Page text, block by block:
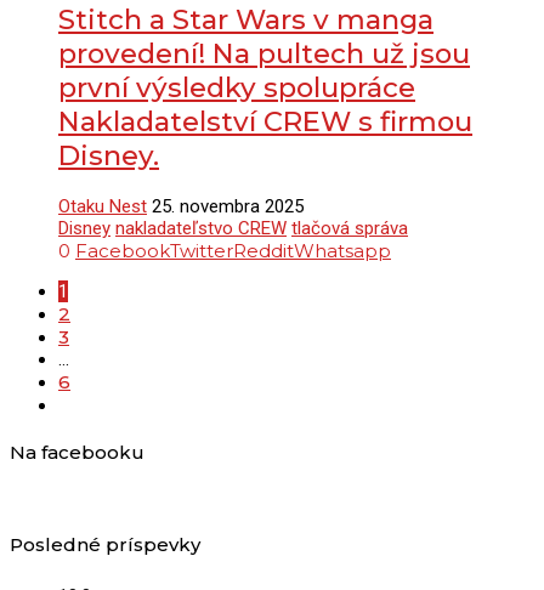
Stitch a Star Wars v manga
provedení! Na pultech už jsou
první výsledky spolupráce
Nakladatelství CREW s firmou
Disney.
Otaku Nest 25. novembra 2025
Disney nakladateľstvo CREW tlačová správa
0 FacebookTwitterRedditWhatsapp
1
2
3
…
6
Na facebooku
Posledné príspevky